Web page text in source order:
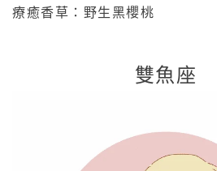
療癒香草：野生黑櫻桃
雙魚座